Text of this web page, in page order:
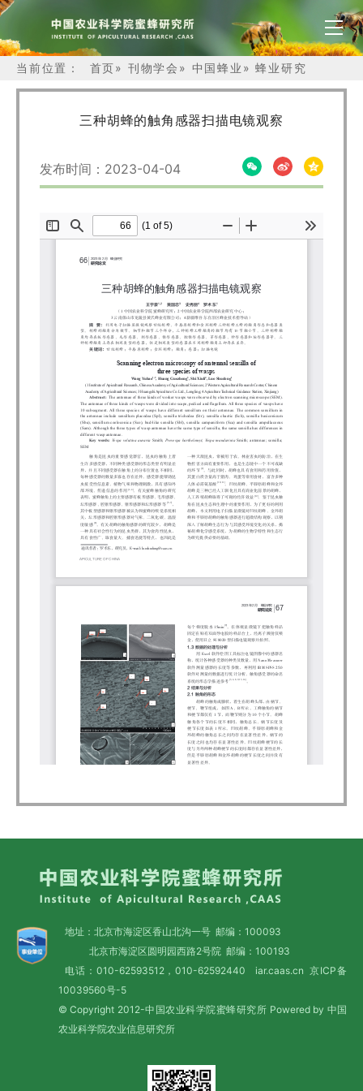
当前位置： 首页» 刊物学会 » 中国蜂业 »蜂业研究
三种胡蜂的触角感器扫描电镜观察
发布时间：2023-04-04
地址：北京市海淀区香山北沟一号 邮编：100093
北京市海淀区圆明园西路2号院 邮编：100193
电话：010-62593512，010-62592440 iar.caas.cn 京ICP备
10039560号-5
© Copyright 2012-中国农业科学院蜜蜂研究所 Powered by 中国
农业科学院农业信息研究所